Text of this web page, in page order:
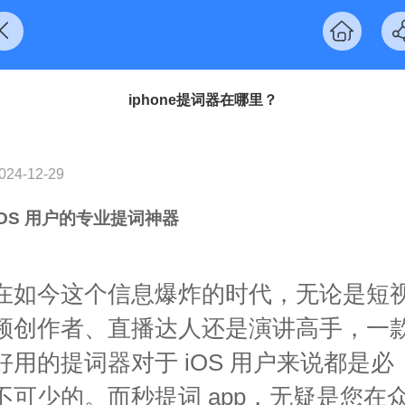
iphone提词器在哪里？
12-29
用户的专业提词神器
如今这个信息爆炸的时代，无论是短
创作者、直播达人还是演讲高手，一
用的提词器对于 iOS 用户来说都是必
可少的。而秒提词 app，无疑是您在